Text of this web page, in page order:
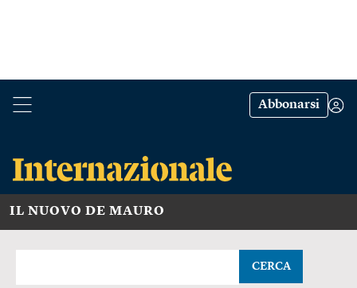
Abbonarsi
IL NUOVO DE MAURO
CERCA